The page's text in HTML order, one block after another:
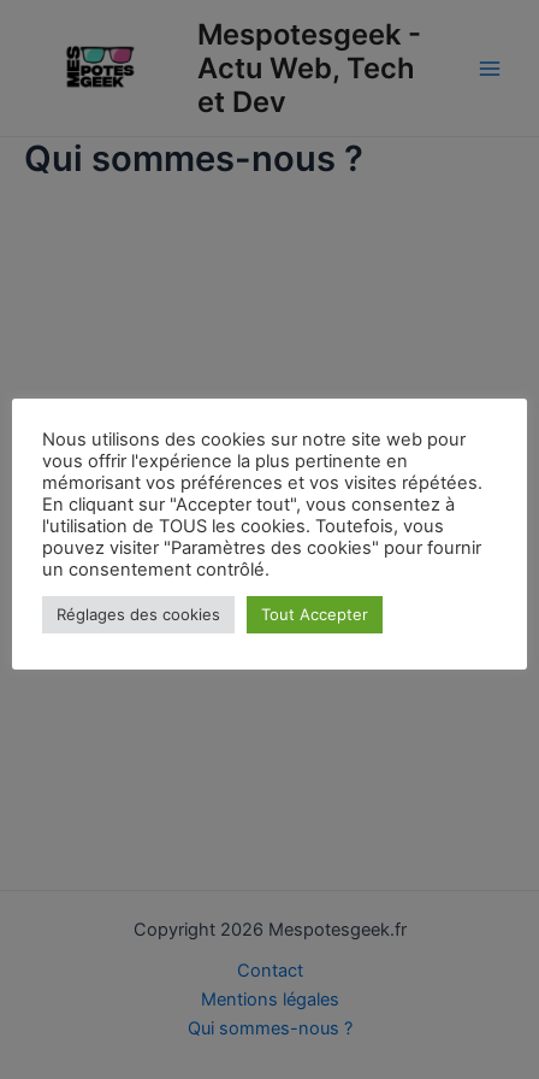
Mespotesgeek -
Actu Web, Tech
et Dev
Qui sommes-nous ?
Copyright 2026 Mespotesgeek.fr
Contact
Mentions légales
Qui sommes-nous ?
Nous utilisons des cookies sur notre site web pour
vous offrir l'expérience la plus pertinente en
mémorisant vos préférences et vos visites répétées.
En cliquant sur "Accepter tout", vous consentez à
l'utilisation de TOUS les cookies. Toutefois, vous
pouvez visiter "Paramètres des cookies" pour fournir
un consentement contrôlé.
Réglages des cookies Tout Accepter